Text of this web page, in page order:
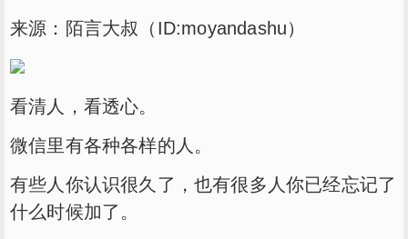
来源：陌言大叔（ID:moyandashu）
看清人，看透心。
微信里有各种各样的人。
有些人你认识很久了，也有很多人你已经忘记了
什么时候加了。